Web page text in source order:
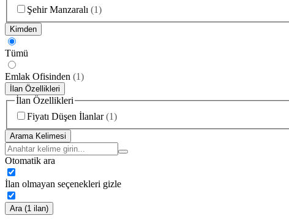
Şehir Manzaralı (1)
Kimden
Tümü
Emlak Ofisinden (1)
İlan Özellikleri
İlan Özellikleri
Fiyatı Düşen İlanlar (1)
Arama Kelimesi
Otomatik ara
İlan olmayan seçenekleri gizle
Ara (1 ilan)